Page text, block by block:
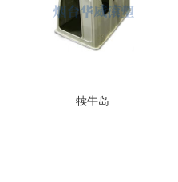
犊牛岛